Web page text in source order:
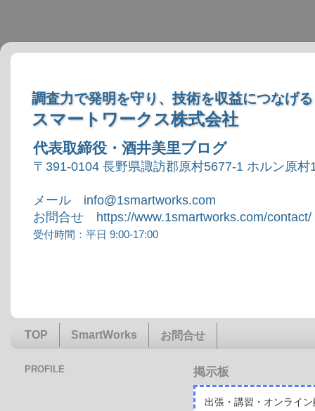
調査力で発明を守り、技術を収益につなげる
スマートワークス株式会社
代表取締役・酒井美里ブログ
〒391-0104 長野県諏訪郡原村5677-1 ホルン原村
メール info@1smartworks.com
お問合せ https://www.1smartworks.com/contact/
受付時間：平日 9:00-17:00
TOP SmartWorks お問合せ
掲示板
出張・講習・オンライ
PROFILE